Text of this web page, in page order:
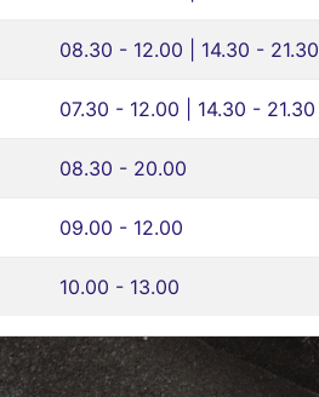
08.30 - 12.00 | 14.30 - 21.30
07.30 - 12.00 | 14.30 - 21.30
08.30 - 20.00
09.00 - 12.00
10.00 - 13.00